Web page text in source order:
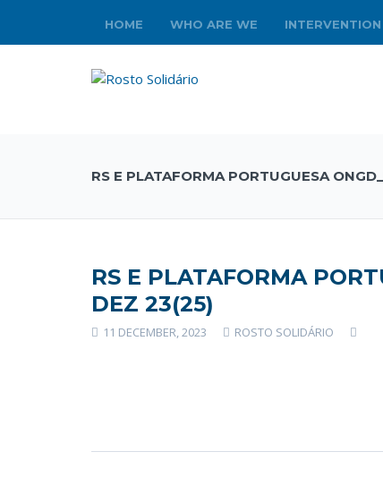
HOME WHO ARE WE
RS E PLATAFORMA PORTUGUESA
RS E PLATAFORMA
DEZ 23(25)
11 DECEMBER, 2023 ROSTO SOLIDÁRIO